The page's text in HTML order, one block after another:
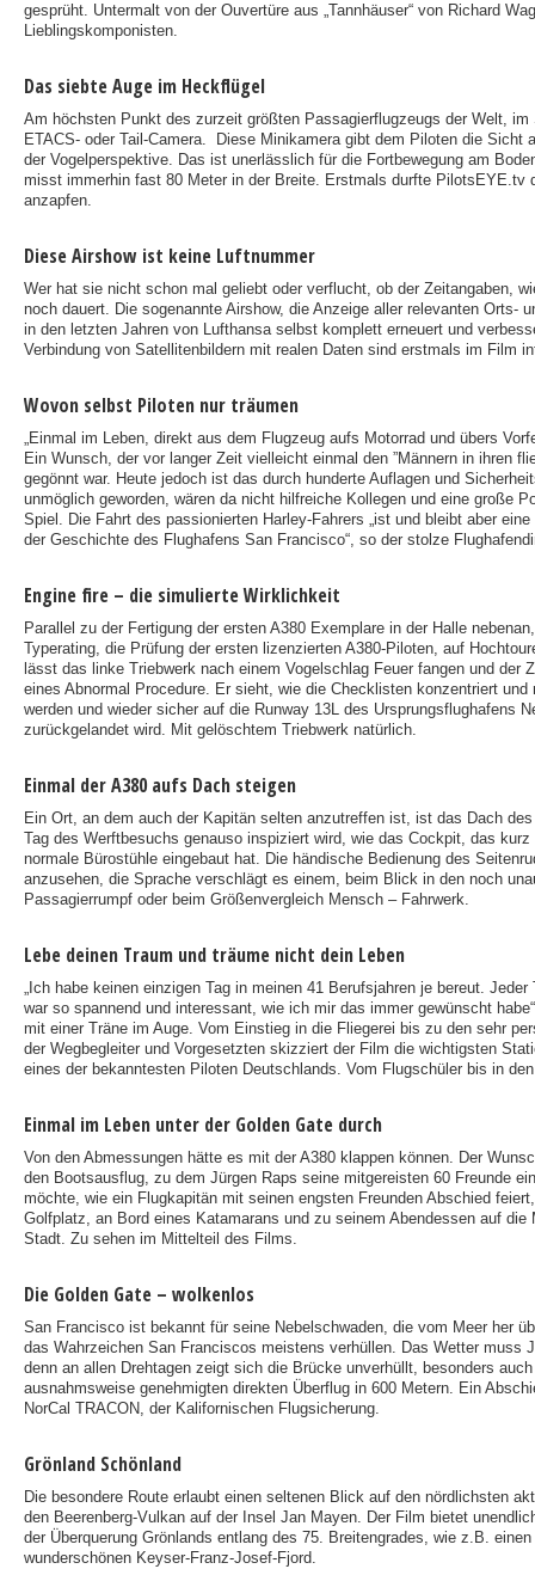
gesprüht. Untermalt von der Ouvertüre aus „Tannhäuser“ von Richard
Lieblingskomponisten.
Das siebte Auge im Heckflügel
Am höchsten Punkt des zurzeit größten Passagierflugzeugs der Welt,
ETACS- oder Tail-Camera. Diese Minikamera gibt dem Piloten die Sicht
der Vogelperspektive. Das ist unerlässlich für die Fortbewegung am
misst immerhin fast 80 Meter in der Breite. Erstmals durfte PilotsEYE.tv
anzapfen.
Diese Airshow ist keine Luftnummer
Wer hat sie nicht schon mal geliebt oder verflucht, ob der Zeitangaben,
noch dauert. Die sogenannte Airshow, die Anzeige aller relevanten Orts-
in den letzten Jahren von Lufthansa selbst komplett erneuert und
Verbindung von Satellitenbildern mit realen Daten sind erstmals im Film
Wovon selbst Piloten nur träumen
„Einmal im Leben, direkt aus dem Flugzeug aufs Motorrad und übers
Ein Wunsch, der vor langer Zeit vielleicht einmal den ”Männern in ihren
gegönnt war. Heute jedoch ist das durch hunderte Auflagen und
unmöglich geworden, wären da nicht hilfreiche Kollegen und eine große
Spiel. Die Fahrt des passionierten Harley-Fahrers „ist und bleibt aber
der Geschichte des Flughafens San Francisco“, so der stolze
Engine fire – die simulierte Wirklichkeit
Parallel zu der Fertigung der ersten A380 Exemplare in der Halle
Typerating, die Prüfung der ersten lizenzierten A380-Piloten, auf
lässt das linke Triebwerk nach einem Vogelschlag Feuer fangen und der
eines Abnormal Procedure. Er sieht, wie die Checklisten konzentriert und
werden und wieder sicher auf die Runway 13L des Ursprungsflughafens
zurückgelandet wird. Mit gelöschtem Triebwerk natürlich.
Einmal der A380 aufs Dach steigen
Ein Ort, an dem auch der Kapitän selten anzutreffen ist, ist das Dach
Tag des Werftbesuchs genauso inspiziert wird, wie das Cockpit, das
normale Bürostühle eingebaut hat. Die händische Bedienung des
anzusehen, die Sprache verschlägt es einem, beim Blick in den noch
Passagierrumpf oder beim Größenvergleich Mensch – Fahrwerk.
Lebe deinen Traum und träume nicht dein Leben
„Ich habe keinen einzigen Tag in meinen 41 Berufsjahren je bereut.
war so spannend und interessant, wie ich mir das immer gewünscht
mit einer Träne im Auge. Vom Einstieg in die Fliegerei bis zu den sehr
der Wegbegleiter und Vorgesetzten skizziert der Film die wichtigsten
eines der bekanntesten Piloten Deutschlands. Vom Flugschüler bis in
Einmal im Leben unter der Golden Gate durch
Von den Abmessungen hätte es mit der A380 klappen können. Der
den Bootsausflug, zu dem Jürgen Raps seine mitgereisten 60 Freunde
möchte, wie ein Flugkapitän mit seinen engsten Freunden Abschied
Golfplatz, an Bord eines Katamarans und zu seinem Abendessen auf die
Stadt. Zu sehen im Mittelteil des Films.
Die Golden Gate – wolkenlos
San Francisco ist bekannt für seine Nebelschwaden, die vom Meer her
das Wahrzeichen San Franciscos meistens verhüllen. Das Wetter muss
denn an allen Drehtagen zeigt sich die Brücke unverhüllt, besonders
ausnahmsweise genehmigten direkten Überflug in 600 Metern. Ein
NorCal TRACON, der Kalifornischen Flugsicherung.
Grönland Schönland
Die besondere Route erlaubt einen seltenen Blick auf den nördlichsten
den Beerenberg-Vulkan auf der Insel Jan Mayen. Der Film bietet
der Überquerung Grönlands entlang des 75. Breitengrades, wie z.B.
wunderschönen Keyser-Franz-Josef-Fjord.